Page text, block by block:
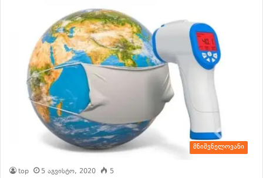
მნიშვნელოვანი
top 5 აგვისტო, 2020 5